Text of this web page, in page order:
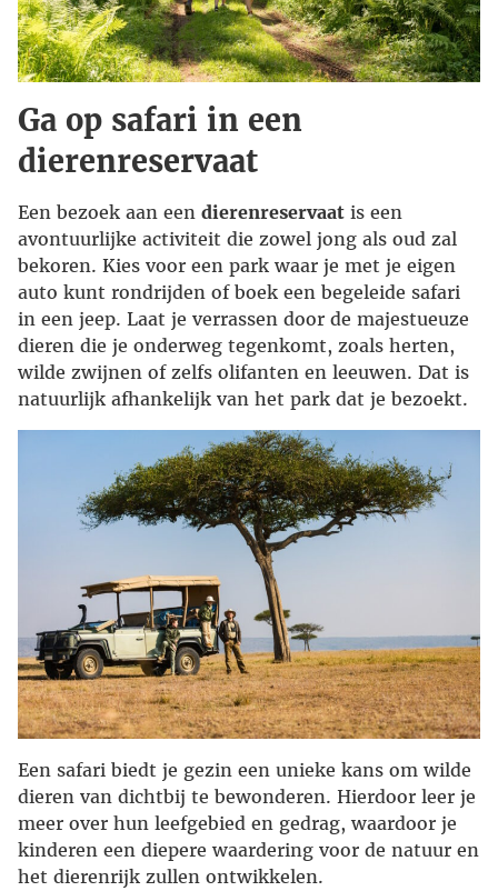
Ga op safari in een
dierenreservaat
Een bezoek aan een dierenreservaat is een
avontuurlijke activiteit die zowel jong als oud zal
bekoren. Kies voor een park waar je met je eigen
auto kunt rondrijden of boek een begeleide safari
in een jeep. Laat je verrassen door de majestueuze
dieren die je onderweg tegenkomt, zoals herten,
wilde zwijnen of zelfs olifanten en leeuwen. Dat is
natuurlijk afhankelijk van het park dat je bezoekt.
Een safari biedt je gezin een unieke kans om wilde
dieren van dichtbij te bewonderen. Hierdoor leer je
meer over hun leefgebied en gedrag, waardoor je
kinderen een diepere waardering voor de natuur en
het dierenrijk zullen ontwikkelen.